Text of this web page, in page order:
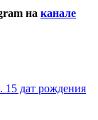
на канале
15 дат рождения